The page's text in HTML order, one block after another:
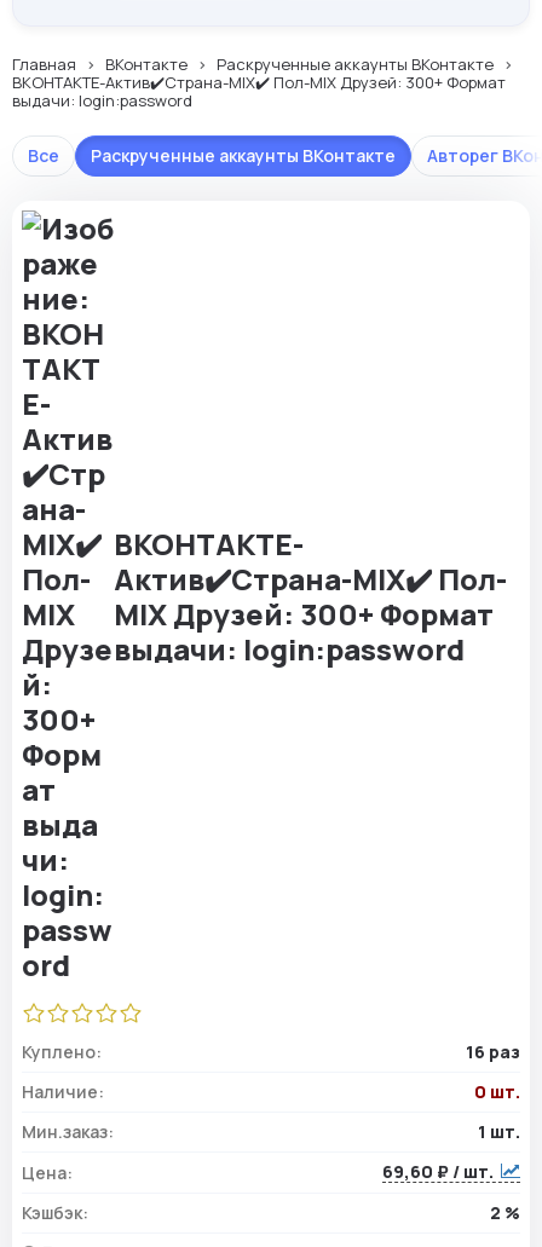
Главная ВКонтакте
Раскрученные аккаунты ВКонтакте
ВКОНТАКТЕ-Актив✔️Страна-MIX✔️ Пол-MIX Друзей: 300+ Формат
выдачи: login:password
Все Авторег
Раскрученные аккаунты ВКонтакте
ВКОНТАКТЕ-
Актив✔️Страна-MIX✔️ Пол-
MIX Друзей: 300+ Формат
выдачи: login:password
Куплено:
16 раз
Наличие:
0 шт.
Мин.заказ:
1 шт.
Цена:
69,60 ₽ / шт.
Кэшбэк:
2 %